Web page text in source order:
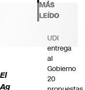
El
Ag
MÁS
LEÍDO
UDI
entrega
al
Gobierno
20